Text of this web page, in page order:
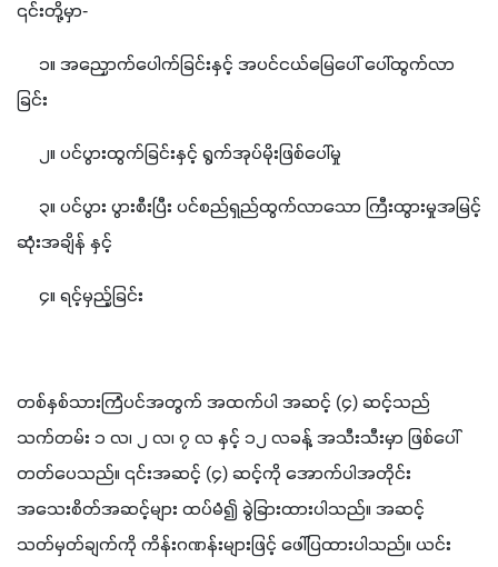
၎င်းတို့မှာ-
၁။ အညှောက်ပေါက်ခြင်းနှင့် အပင်ငယ်မြေပေါ် ပေါ်ထွက်လာ
ခြင်း
၂။ ပင်ပွားထွက်ခြင်းနှင့် ရွက်အုပ်မိုးဖြစ်ပေါ်မှု
၃။ ပင်ပွား ပွားစီးပြီး ပင်စည်ရှည်ထွက်လာသော ကြီးထွားမှုအမြင့်
ဆုံးအချိန် နှင့်
၄။ ရင့်မှည့်ခြင်း
တစ်နှစ်သားကြံပင်အတွက် အထက်ပါ အဆင့် (၄) ဆင့်သည်
သက်တမ်း ၁ လ၊ ၂ လ၊ ၇ လ နှင့် ၁၂ လခန့် အသီးသီးမှာ ဖြစ်ပေါ်
တတ်ပေသည်။ ၎င်းအဆင့် (၄) ဆင့်ကို အောက်ပါအတိုင်း
အသေးစိတ်အဆင့်များ ထပ်မံ၍ ခွဲခြားထားပါသည်။ အဆင့်
သတ်မှတ်ချက်ကို ကိန်းဂဏန်းများဖြင့် ဖေါ်ပြထားပါသည်။ ယင်း